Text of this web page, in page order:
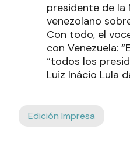
presidente de la
venezolano
Con todo, el
con Venezuela:
“todos los
Luiz Inácio Lula
Edición Impresa